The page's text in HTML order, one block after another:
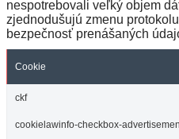
nespotrebovali veľký objem
zjednodušujú zmenu
bezpečnosť prenášaných
Cookie
ckf
cookielawinfo-checkbox-